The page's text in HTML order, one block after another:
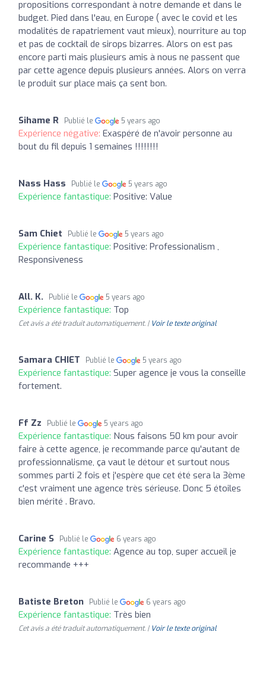
propositions correspondant à notre demande et dans le
budget. Pied dans l'eau, en Europe ( avec le covid et les
modalités de rapatriement vaut mieux), nourriture au top
et pas de cocktail de sirops bizarres. Alors on est pas
encore parti mais plusieurs amis à nous ne passent que
par cette agence depuis plusieurs années. Alors on verra
le produit sur place mais ça sent bon.
Sihame R Publié le 5 years ago
Expérience négative: Exaspéré de n'avoir personne au
bout du fil depuis 1 semaines !!!!!!!!
Nass Hass Publié le 5 years ago
Expérience fantastique: Positive: Value
Sam Chiet Publié le 5 years ago
Expérience fantastique: Positive: Professionalism ,
Responsiveness
All. K. Publié le 5 years ago
Expérience fantastique: Top
Cet avis a été traduit automatiquement. | Voir le texte original
Samara CHIET Publié le 5 years ago
Expérience fantastique: Super agence je vous la conseille
fortement.
Ff Zz Publié le 5 years ago
Expérience fantastique: Nous faisons 50 km pour avoir
faire à cette agence, je recommande parce qu'autant de
professionnalisme, ça vaut le détour et surtout nous
sommes parti 2 fois et j'espère que cet été sera la 3ème
c'est vraiment une agence très sérieuse. Donc 5 étoiles
bien mérité . Bravo.
Carine S Publié le 6 years ago
Expérience fantastique: Agence au top, super accueil je
recommande +++
Batiste Breton Publié le 6 years ago
Expérience fantastique: Très bien
Cet avis a été traduit automatiquement. | Voir le texte original